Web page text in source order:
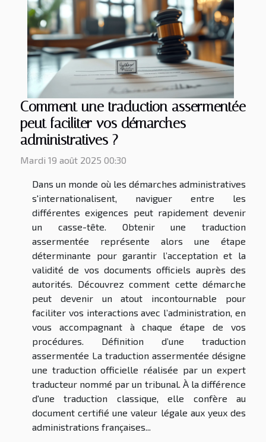
Comment une traduction assermentée
peut faciliter vos démarches
administratives ?
Mardi 19 août 2025 00:30
Dans un monde où les démarches administratives
s'internationalisent, naviguer entre les
différentes exigences peut rapidement devenir
un casse-tête. Obtenir une traduction
assermentée représente alors une étape
déterminante pour garantir l’acceptation et la
validité de vos documents officiels auprès des
autorités. Découvrez comment cette démarche
peut devenir un atout incontournable pour
faciliter vos interactions avec l’administration, en
vous accompagnant à chaque étape de vos
procédures. Définition d’une traduction
assermentée La traduction assermentée désigne
une traduction officielle réalisée par un expert
traducteur nommé par un tribunal. À la différence
d'une traduction classique, elle confère au
document certifié une valeur légale aux yeux des
administrations françaises...